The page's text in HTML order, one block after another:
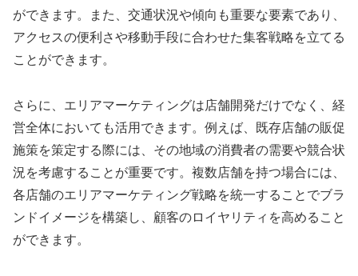
ができます。また、交通状況や傾向も重要な要素であり、
アクセスの便利さや移動手段に合わせた集客戦略を立てる
ことができます。
さらに、エリアマーケティングは店舗開発だけでなく、経
営全体においても活用できます。例えば、既存店舗の販促
施策を策定する際には、その地域の消費者の需要や競合状
況を考慮することが重要です。複数店舗を持つ場合には、
各店舗のエリアマーケティング戦略を統一することでブラ
ンドイメージを構築し、顧客のロイヤリティを高めること
ができます。